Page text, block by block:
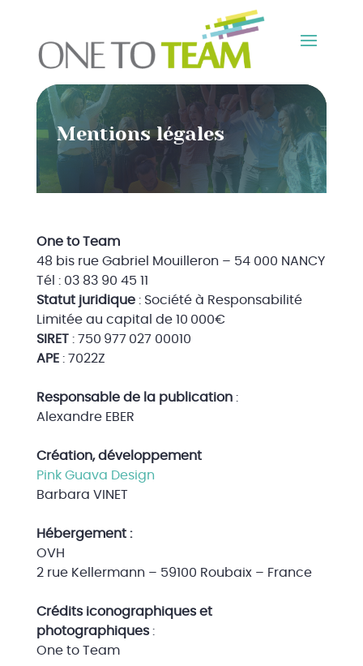
Mentions légales
One to Team
48 bis rue Gabriel Mouilleron – 54 000 NANCY
Tél : 03 83 90 45 11
Statut juridique: Société à Responsabilité
Limitée au capital de 10 000€
SIRET: 750 977 027 00010
APE: 7022Z
Responsable de la publication:
Alexandre EBER
Création, développement
Pink Guava Design
Barbara VINET
Hébergement :
OVH
2 rue Kellermann – 59100 Roubaix – France
Crédits iconographiques et
photographiques:
One to Team